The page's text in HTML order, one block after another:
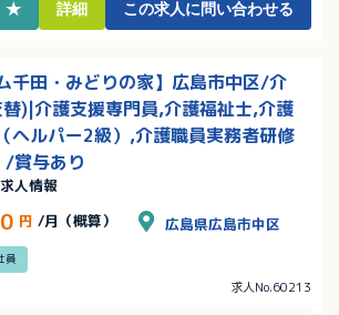
★ 詳細 この求人に問い合わせる
千田・みどりの家】広島市中区/介
)|介護支援専門員,介護福祉士,介護
ヘルパー2級）,介護職員実務者研修
/賞与あり
人情報
円 /月（概算） 広島県広島市中区
員
求人No.60213